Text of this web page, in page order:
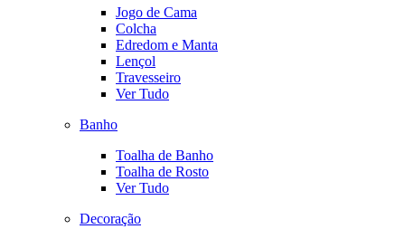
Jogo de Cama
Colcha
Edredom e Manta
Lençol
Travesseiro
Ver Tudo
Banho
Toalha de Banho
Toalha de Rosto
Ver Tudo
Decoração